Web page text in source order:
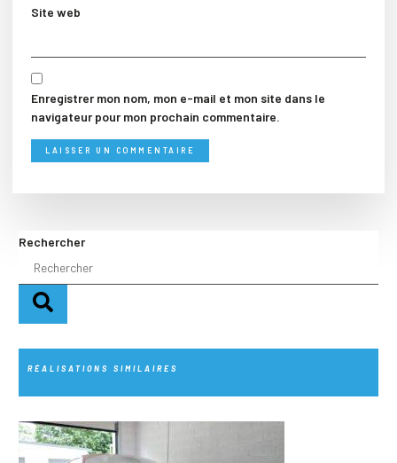
Site web
Enregistrer mon nom, mon e-mail et mon site dans le
navigateur pour mon prochain commentaire.
Rechercher
RÉALISATIONS SIMILAIRES